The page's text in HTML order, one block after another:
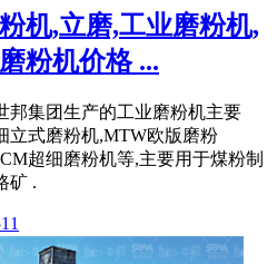
机,立磨,工业磨粉机,
粉机价格 ...
邦集团生产的工业磨粉机主要
立式磨粉机,MTW欧版磨粉
超细磨粉机等,主要用于煤粉制
矿 .